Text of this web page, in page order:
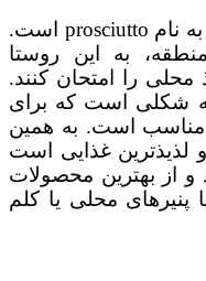
روستای Njegusi خاستگاه غذایی به نام prosciutto است.
به این روستا
محلی را امتحان کنند.
شکلی است که برای
مناسب است. به همین
لذیذترین غذایی است
و از بهترین محصولات
پنیرهای محلی یا کلم